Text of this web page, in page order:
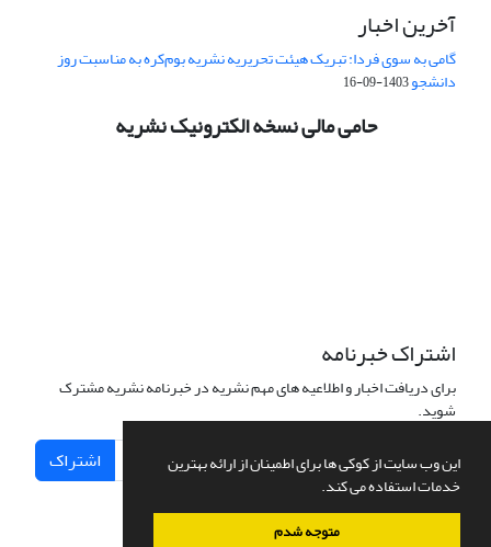
این وب سایت از کوکی ها برای اطمینان از ارائه بهترین
خدمات استفاده می کند.
متوجه شدم
آخرین اخبار
گامی به سوی فردا: تبریک هیئت تحریریه نشریه بوم‌کره به مناسبت روز
دانشجو1403-09-16
حامی مالی نسخه الکترونیک نشریه
اشتراک خبرنامه
برای دریافت اخبار و اطلاعیه های مهم نشریه در خبرنامه نشریه مشترک
شوید.
اشتراک